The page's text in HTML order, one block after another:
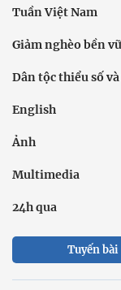
Tuần Việt Nam
Giảm nghèo bền
Dân tộc thiểu số
English
Ảnh
Multimedia
24h qua
Tuyến bài